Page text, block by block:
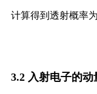
计算得到透射概率为
3.2 入射电子的